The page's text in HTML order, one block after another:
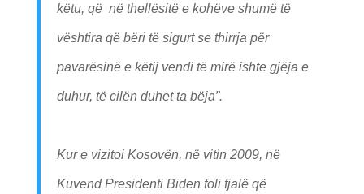
këtu, që në thellësitë e kohëve shumë të
vështira që bëri të sigurt se thirrja për
pavarësinë e këtij vendi të mirë ishte gjëja e
duhur, të cilën duhet ta bëja”.
Kur e vizitoi Kosovën, në vitin 2009, në
Kuvend Presidenti Biden foli fjalë që